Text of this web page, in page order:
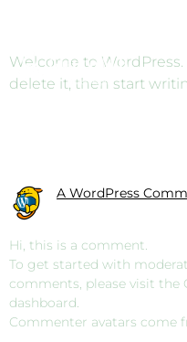
Welcome to
delete it, then start
A WordPress
Hi, this is a comment.
To get started with
comments, please visit the
dashboard.
Commenter avatars come